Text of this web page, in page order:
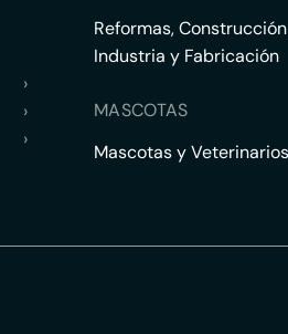
›
›
›
Reformas,
Industria y Fabricación
MASCOTAS
Mascotas y Veterinarios